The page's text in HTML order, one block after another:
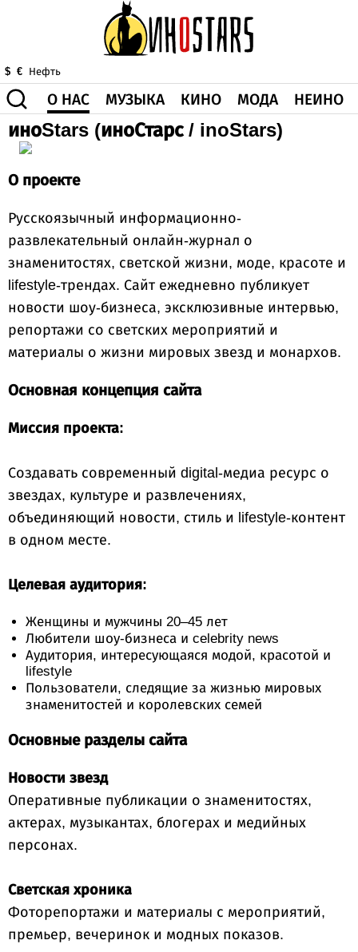
$ € Нефть
О НАС МУЗЫКА КИНО МОДА НЕИНО
ЗДОРОВЬЕ
ВИДЕО
иноStars (иноСтарс / inoStars)
О проекте
Русскоязычный информационно-
развлекательный онлайн-журнал о
знаменитостях, светской жизни, моде, красоте и
lifestyle-трендах. Сайт ежедневно публикует
новости шоу-бизнеса, эксклюзивные интервью,
репортажи со светских мероприятий и
материалы о жизни мировых звезд и монархов.
Основная концепция сайта
Миссия проекта:
Создавать современный digital-медиа ресурс о
звездах, культуре и развлечениях,
объединяющий новости, стиль и lifestyle-контент
в одном месте.
Целевая аудитория:
Женщины и мужчины 20–45 лет
Любители шоу-бизнеса и celebrity news
Аудитория, интересующаяся модой, красотой и
lifestyle
Пользователи, следящие за жизнью мировых
знаменитостей и королевских семей
Основные разделы сайта
Новости звезд
Оперативные публикации о знаменитостях,
актерах, музыкантах, блогерах и медийных
персонах.
Светская хроника
Фоторепортажи и материалы с мероприятий,
премьер, вечеринок и модных показов.